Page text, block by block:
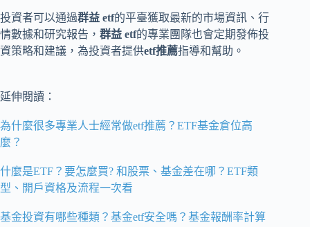
投資者可以通過群益 etf的平臺獲取最新的市場資訊、行
情數據和研究報告， 群益 etf的專業團隊也會定期發佈投
資策略和建議，為投資者提供etf推薦指導和幫助。
延伸閱讀：
為什麼很多專業人士經常做etf推薦？ETF基金倉位高
麼？
什麼是ETF？要怎麼買? 和股票、基金差在哪？ETF類
型、開戶資格及流程一次看
基金投資有哪些種類？基金etf安全嗎？基金報酬率計算